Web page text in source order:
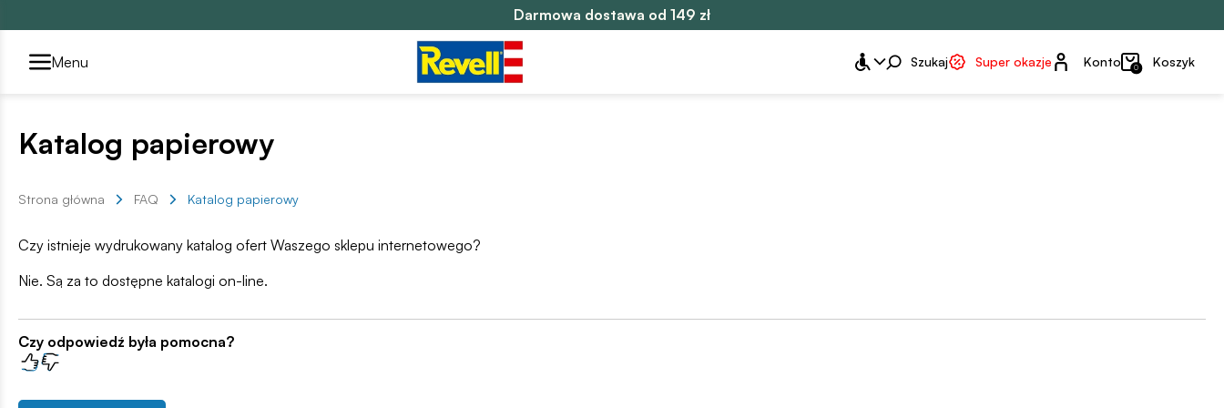
Darmowa dostawa od 149 zł
Przełącznik segmentów2
Menu Szukaj Super okazje Konto
Konto 0 Koszyk
Katalog papierowy
Strona główna FAQ Katalog papierowy
Czy istnieje wydrukowany katalog ofert Waszego sklepu internetowego?
Nie. Są za to dostępne katalogi on-line.
Czy odpowiedź była pomocna?